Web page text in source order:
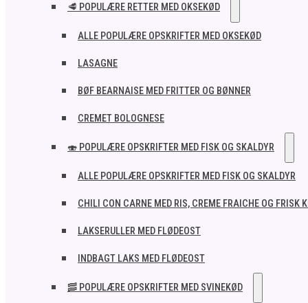
🥩 POPULÆRE RETTER MED OKSEKØD
ALLE POPULÆRE OPSKRIFTER MED OKSEKØD
LASAGNE
BØF BEARNAISE MED FRITTER OG BØNNER
CREMET BOLOGNESE
🍣 POPULÆRE OPSKRIFTER MED FISK OG SKALDYR
ALLE POPULÆRE OPSKRIFTER MED FISK OG SKALDYR
CHILI CON CARNE MED RIS, CREME FRAICHE OG FRISK
LAKSERULLER MED FLØDEOST
INDBAGT LAKS MED FLØDEOST
🥓 POPULÆRE OPSKRIFTER MED SVINEKØD